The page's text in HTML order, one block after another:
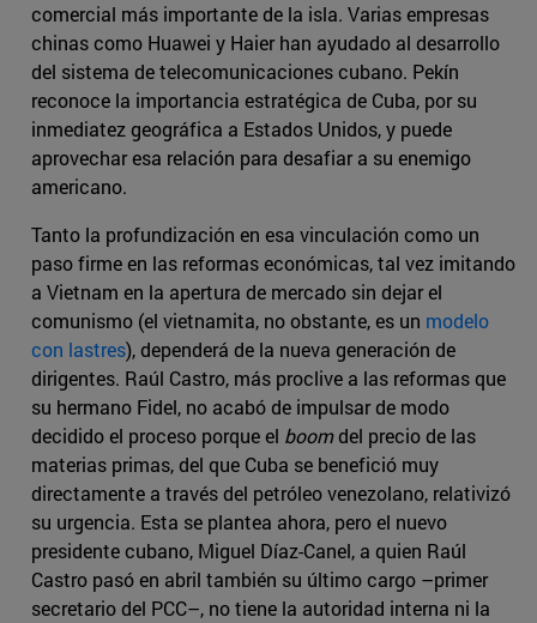
comercial más importante de la isla. Varias empresas
chinas como Huawei y Haier han ayudado al desarrollo
del sistema de telecomunicaciones cubano. Pekín
reconoce la importancia estratégica de Cuba, por su
inmediatez geográfica a Estados Unidos, y puede
aprovechar esa relación para desafiar a su enemigo
americano.
Tanto la profundización en esa vinculación como un
paso firme en las reformas económicas, tal vez imitando
a Vietnam en la apertura de mercado sin dejar el
comunismo (el vietnamita, no obstante, es un modelo
con lastres), dependerá de la nueva generación de
dirigentes. Raúl Castro, más proclive a las reformas que
su hermano Fidel, no acabó de impulsar de modo
decidido el proceso porque el boomdel precio de las
materias primas, del que Cuba se benefició muy
directamente a través del petróleo venezolano, relativizó
su urgencia. Esta se plantea ahora, pero el nuevo
presidente cubano, Miguel Díaz-Canel, a quien Raúl
Castro pasó en abril también su último cargo –primer
secretario del PCC–, no tiene la autoridad interna ni la